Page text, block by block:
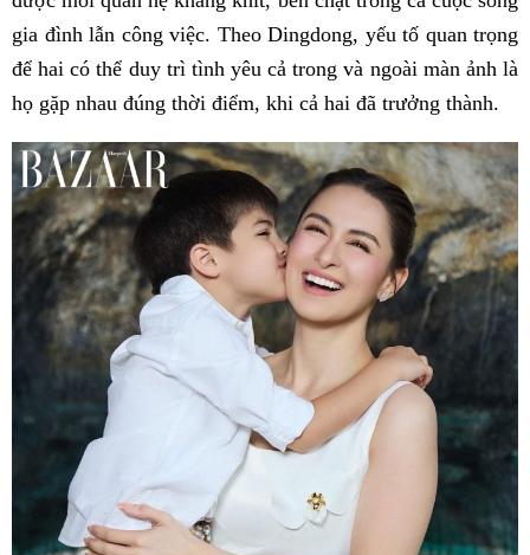
gia đình lẫn công việc. Theo Dingdong, yếu tố quan trọng
để hai có thể duy trì tình yêu cả trong và ngoài màn ảnh là
họ gặp nhau đúng thời điểm, khi cả hai đã trưởng thành.